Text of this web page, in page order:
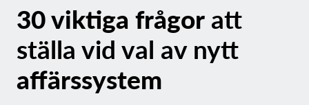
30 viktiga frågoratt
ställa vid val av nytt
affärssystem